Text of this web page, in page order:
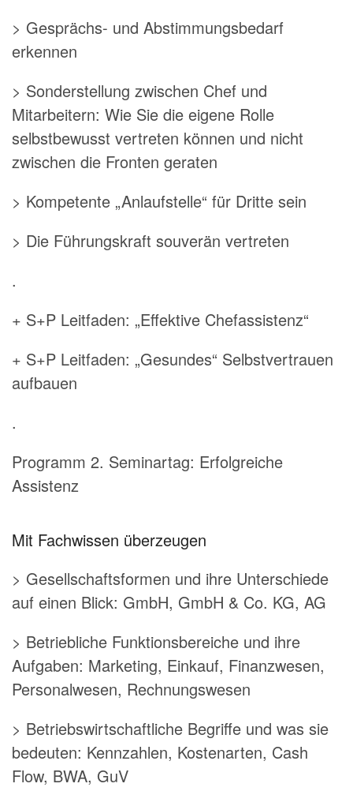
> Gesprächs- und Abstimmungsbedarf
erkennen
> Sonderstellung zwischen Chef und
Mitarbeitern: Wie Sie die eigene Rolle
selbstbewusst vertreten können und nicht
zwischen die Fronten geraten
> Kompetente „Anlaufstelle“ für Dritte sein
> Die Führungskraft souverän vertreten
.
+ S+P Leitfaden: „Effektive Chefassistenz“
+ S+P Leitfaden: „Gesundes“ Selbstvertrauen
aufbauen
.
Programm 2. Seminartag: Erfolgreiche
Assistenz
Mit Fachwissen überzeugen
> Gesellschaftsformen und ihre Unterschiede
auf einen Blick: GmbH, GmbH & Co. KG, AG
> Betriebliche Funktionsbereiche und ihre
Aufgaben: Marketing, Einkauf, Finanzwesen,
Personalwesen, Rechnungswesen
> Betriebswirtschaftliche Begriffe und was sie
bedeuten: Kennzahlen, Kostenarten, Cash
Flow, BWA, GuV